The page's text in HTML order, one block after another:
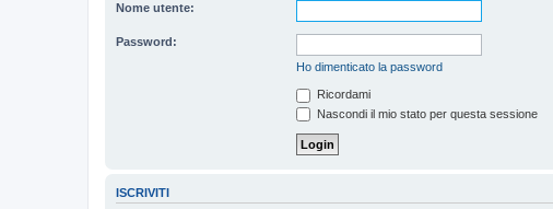
Nome utente:
Password:
Ho dimenticato la password
Ricordami
Nascondi il mio stato per questa sessione
ISCRIVITI